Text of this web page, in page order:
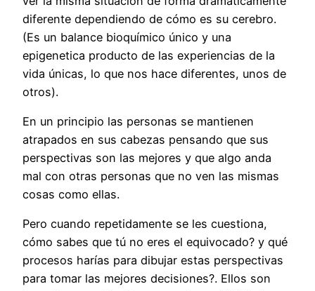
diferente dependiendo de cómo es su cerebro.
(Es un balance bioquímico único y una
epigenetica producto de las experiencias de la
vida únicas, lo que nos hace diferentes, unos de
otros).
En un principio las personas se mantienen
atrapados en sus cabezas pensando que sus
perspectivas son las mejores y que algo anda
mal con otras personas que no ven las mismas
cosas como ellas.
Pero cuando repetidamente se les cuestiona,
cómo sabes que tú no eres el equivocado? y qué
procesos harías para dibujar estas perspectivas
para tomar las mejores decisiones?. Ellos son